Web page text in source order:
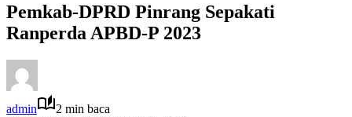
Pemkab-DPRD Pinrang Sepakati
Ranperda APBD-P 2023
admin
2 min baca